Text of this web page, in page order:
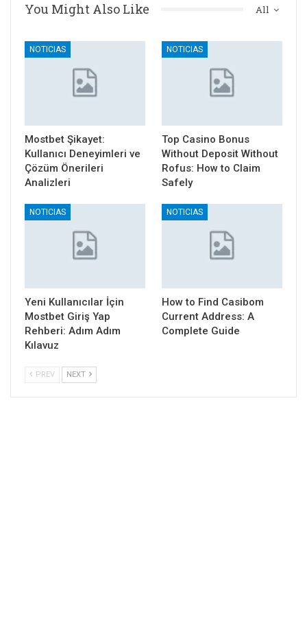
All
You Might Also Like
NOTICIAS
Mostbet Şikayet:
Kullanıcı Deneyimleri ve
Çözüm Önerileri
Analizleri
NOTICIAS
Top Casino Bonus
Without Deposit Without
Rofus: How to Claim
Safely
NOTICIAS
Yeni Kullanıcılar İçin
Mostbet Giriş Yap
Rehberi: Adım Adım
Kılavuz
NOTICIAS
How to Find Casibom
Current Address: A
Complete Guide
PREV NEXT